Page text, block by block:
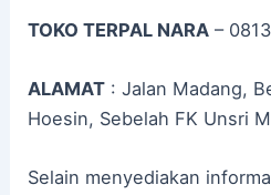
TOKO TERPAL NARA –
ALAMAT : Jalan Madang,
Hoesin, Sebelah FK Unsri
Selain menyediakan